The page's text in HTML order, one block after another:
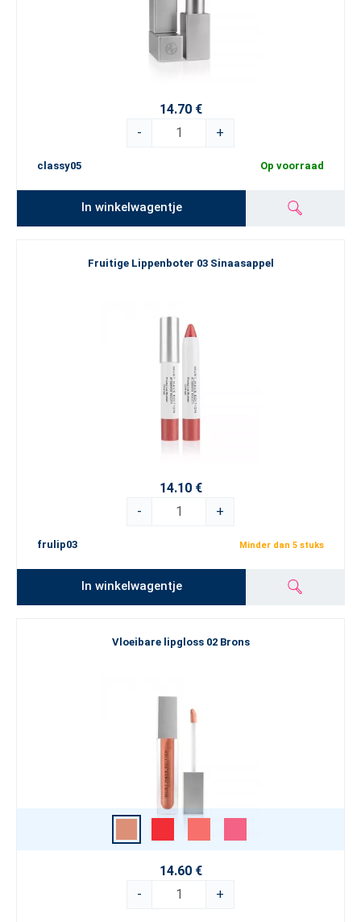
14.70 €
-
+
classy05 Op voorraad
In winkelwagentje
Fruitige Lippenboter 03 Sinaasappel
14.10 €
-
+
frulip03 Minder dan 5 stuks
In winkelwagentje
Vloeibare lipgloss 02 Brons
14.60 €
-
+